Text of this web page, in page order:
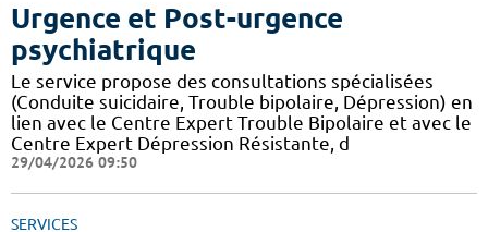
Urgence et Post-urgence
psychiatrique
Le service propose des consultations spécialisées
(Conduite suicidaire, Trouble bipolaire, Dépression) en
lien avec le Centre Expert Trouble Bipolaire et avec le
Centre Expert Dépression Résistante, d
29/04/2026 09:50
SERVICES